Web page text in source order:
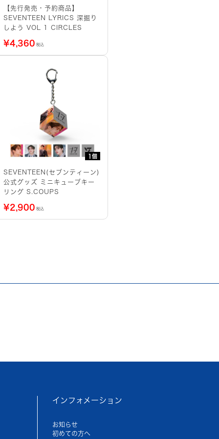
【先行発売・予約商品】
SEVENTEEN LYRICS 深掘り
しよう VOL 1 CIRCLES
¥4,360 税込
1個
SEVENTEEN(セブンティーン)
公式グッズ ミニキューブキー
リング S.COUPS
¥2,900 税込
インフォメーション
お知らせ
初めての方へ